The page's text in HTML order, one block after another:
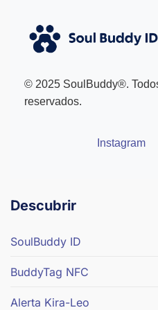
© 2025 SoulBuddy®.
reservados.
Instagram
Descubrir
SoulBuddy ID
BuddyTag NFC
Alerta Kira-Leo